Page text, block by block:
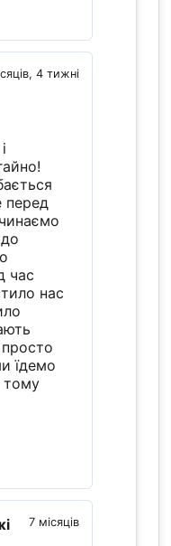
4 тижні
перед
час
нас
просто
їдемо
тому
7 місяців